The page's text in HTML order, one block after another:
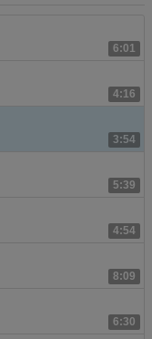
6:01
4:16
3:54
5:39
4:54
8:09
6:30